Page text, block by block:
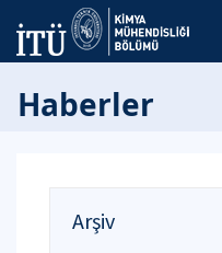
Haberler
Arşiv